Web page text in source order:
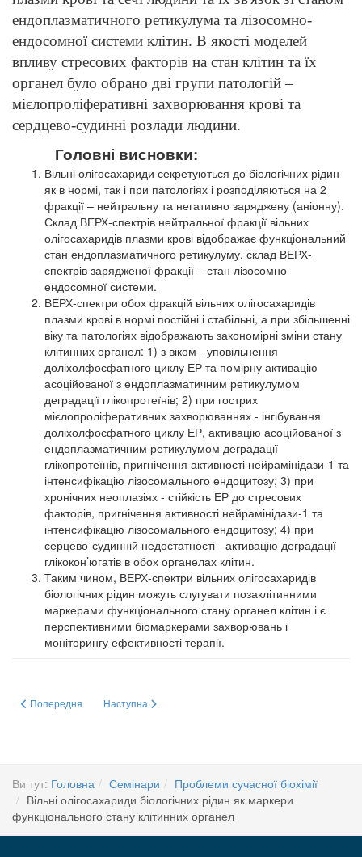
ендоплазматичного ретикулума та лізосомно-
ендосомної системи клітин. В якості моделей
впливу стресових факторів на стан клітин та їх
органел було обрано дві групи патологій –
мієлопроліферативні захворювання крові та
сердцево-судинні розлади людини.
Головні висновки:
Вільні олігосахариди секретуються до біологічних рідин
як в нормі, так і при патологіях і розподіляються на 2
фракції – нейтральну та негативно заряджену (аніонну).
Склад ВЕРХ-спектрів нейтральної фракції вільних
олігосахаридів плазми крові відображає функціональний
стан ендоплазматичного ретикулуму, склад ВЕРХ-
спектрів зарядженої фракції – стан лізосомно-
ендосомної системи.
ВЕРХ-спектри обох фракцій вільних олігосахаридів
плазми крові в нормі постійні і стабільні, а при збільшенні
віку та патологіях відображають закономірні зміни стану
клітинних органел: 1) з віком - уповільнення
доліхолфосфатного циклу ЕР та помірну активацію
асоційованої з ендоплазматичним ретикулумом
деградації глікопротеїнів; 2) при гострих
мієлопроліферативних захворюваннях - інгібування
доліхолфосфатного циклу ЕР, активацію асоційованої з
ендоплазматичним ретикулумом деградації
глікопротеїнів, пригнічення активності нейрамінідази-1 та
інтенсифікацію лізосомального ендоцитозу; 3) при
хронічних неоплазіях - стійкість ЕР до стресових
факторів, пригнічення активності нейрамінідази-1 та
інтенсифікацію лізосомального ендоцитозу; 4) при
серцево-судинній недостатності - активацію деградації
глікокон’югатів в обох органелах клітин.
Таким чином, ВЕРХ-спектри вільних олігосахаридів
біологічних рідин можуть слугувати позаклітинними
маркерами функціонального стану органел клітин і є
перспективними біомаркерами захворювань і
моніторингу ефективності терапії.
Попередня стаття: Роль α7 субтипу нікотинових ацетилхолінових
Попередня Наступна стаття: Молекулярні механізми регуляції
Наступна
Ви тут: Головна Семінари
Проблеми сучасної біохімії
Вільні олігосахариди біологічних рідин як маркери
функціонального стану клітинних органел